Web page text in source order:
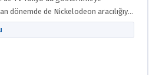
dönemde de Nickelodeon aracılığıyla
Jeremy Padawer ve Jared
olup yapımcılığını Dentsu
Topps Company üstlenmiştir.